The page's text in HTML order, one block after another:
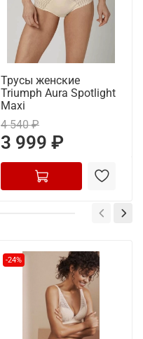
Трусы женские
Triumph Aura Spotlight
Maxi
4 540 ₽
3 999 ₽
-24%